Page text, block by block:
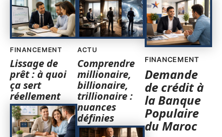
FINANCEMENT
Lissage de
prêt : à quoi
ça sert
réellement
ACTU
Comprendre
millionaire,
billionaire,
trillionaire :
nuances
définies
FINANCEMENT
Demande
de crédit à
la Banque
Populaire
du Maroc